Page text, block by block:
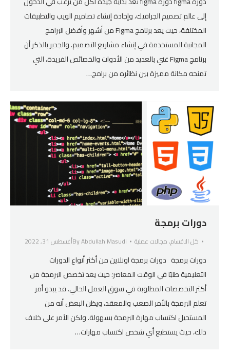
إلى عالم تصميم الجرافيك، وإجادة إنشاء تصاميم الويب والتطبيقات
المختلفة، حيث يعد برنامج Figma من أشهر وأفضل البرامج
المجانية المستخدمة في إنشاء مشاريع التصميم. والجدير بالذكر أن
برنامج Figma غني بالعديد من الأدوات والخصائص الفريدة، التي
تمنحه مكانة مميزة بين نظائره من برامج…
دورات برمجة
كل الاقسام,مجالات عملية ByAbdullah Masudi أغسطس 31, 2022
دورات برمجة دورات برمجة اونلاين من أكثر أنواع الدورات
التعليمية طلبًا في الوقت المعاصر؛ حيث يعد تخصص البرمجة من
أكثر التخصصات المطلوبة في سوق العمل الحالي. قد يبدو أمر
تعلم البرمجة بالأمر الصعب والمعقد، ويظن البعض أنه من
المستحيل اكتساب مهارة البرمجة بسهولة. ولكن الأمر على خلاف
ذلك، حيث يستطيع أي شخص اكتساب مهارات…